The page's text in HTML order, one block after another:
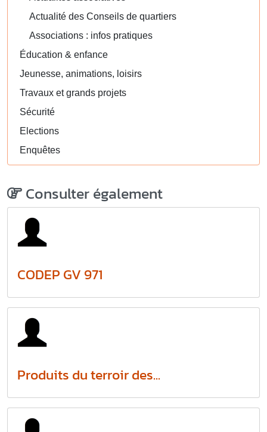
Actualité des Conseils de quartiers
Associations : infos pratiques
Éducation & enfance
Jeunesse, animations, loisirs
Travaux et grands projets
Sécurité
Elections
Enquêtes
Consulter également
CODEP GV 971
Produits du terroir des...